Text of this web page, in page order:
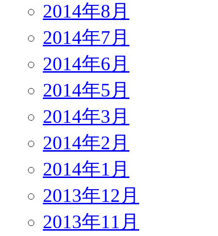
2014年8月
2014年7月
2014年6月
2014年5月
2014年3月
2014年2月
2014年1月
2013年12月
2013年11月